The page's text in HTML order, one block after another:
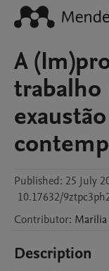
A
trabalho
Published: 25 July
10.17632/
Contributor: Marilia
Description